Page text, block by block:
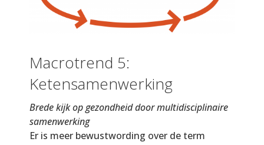
Macrotrend 5:
Ketensamenwerking
Brede kijk op gezondheid door multidisciplinaire
samenwerking
Er is meer bewustwording over de term